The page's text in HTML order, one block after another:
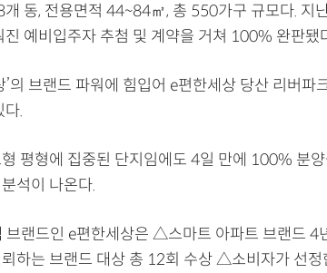
동, 전용면적 44~84㎡, 총 550가구 규모다. 지
예비입주자 추첨 및 계약을 거쳐 100% 완판됐
’의 브랜드 파워에 힘입어 e편한세상 당산 리버파
다.
평형에 집중된 단지임에도 4일 만에 100% 분
석이 나온다.
브랜드인 e편한세상은 △스마트 아파트 브랜드
하는 브랜드 대상 총 12회 수상 △소비자가 선